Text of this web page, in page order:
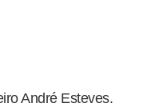
André Esteves.